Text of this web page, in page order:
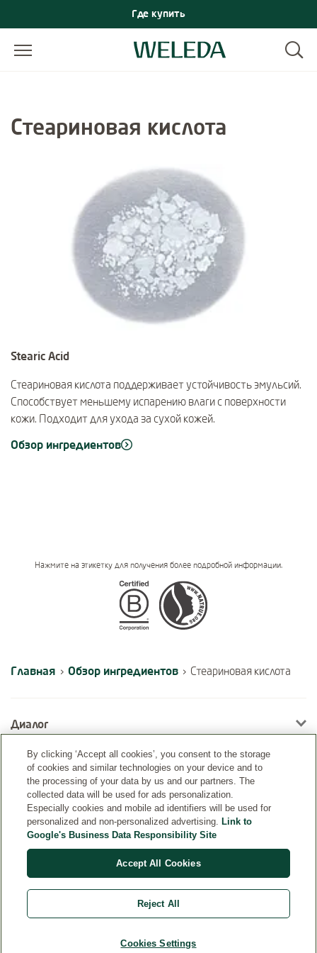
Где купить
Стеариновая кислота
Stearic Acid
Стеариновая кислота поддерживает устойчивость эмульсий.
Способствует меньшему испарению влаги с поверхности
кожи. Подходит для ухода за сухой кожей.
Обзор ингредиентов
Certifications
Нажмите на этикетку для получения более подробной информации.
Главная › Обзор ингредиентов › Стеариновая кислота
Диалог
Информация
By clicking ‘Accept all cookies’, you consent to the storage
of cookies and similar technologies on your device and to
the processing of your data by us and our partners. The
collected data will be used for ads personalization.
Especially cookies and mobile ad identifiers will be used for
personalized and non-personalized advertising. Link to
Google's Business Data Responsibility Site
Accept All Cookies
Reject All
Cookies Settings